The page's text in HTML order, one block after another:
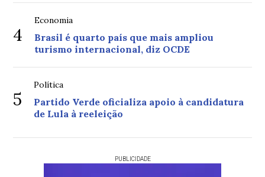
4
Economia
Brasil é quarto país que mais ampliou
turismo internacional, diz OCDE
5
Política
Partido Verde oficializa apoio à candidatura
de Lula à reeleição
PUBLICIDADE